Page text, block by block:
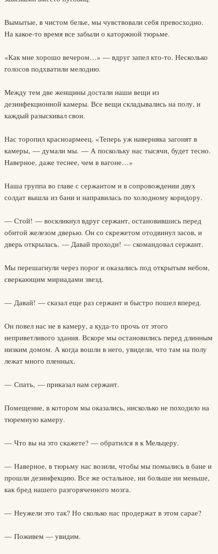
Вымытые, в чистом белье, мы чувствовали себя превосходно.
На какое-то время все забыли о каторжной тюрьме.
«Как мне хорошо вечером…» — вдруг запел кто-то. Несколько
голосов подхватили мелодию.
Между тем две женщины достали наши вещи из
дезинфекционной камеры. Все вещи складывались на полу, и
каждый разыскивал свои.
Нас торопил красноармеец. «Теперь уж наверняка загонят в
камеры, — думали мы. — А поскольку нас тысячи, будет тесно.
Наверное, даже теснее, чем в вагоне…»
Наша группа во главе с сержантом и в сопровождении двух
солдат вышла из бани и направилась по холодному коридору.
— Стой! — воскликнул вдруг сержант, остановившись перед
обитой железом дверью. Он со скрежетом отодвинул засов, и
дверь открылась. — Давай проходи! — скомандовал сержант.
Мы перешагнули через порог и оказались под открытым небом,
сверкающим мириадами звезд.
— Давай! — сказал еще раз сержант и быстро пошел вперед.
Он повел нас не в камеру, а куда-то прочь от этого
неприветливого здания. Вскоре мы остановились перед длинным
низким домом. А когда вошли в него, увидели, что там на полу
лежат много пленных.
— Спать, — приказал нам сержант.
Помещение, в котором мы оказались, нисколько не походило на
тюремную камеру.
— Что вы на это скажете? — обратился я к Мельцеру.
— Наверное, в тюрьму нас возили, чтобы мы помылись в бане и
прошли дезинфекцию. Все же остальное, ни больше ни меньше,
как бред нашего разгоряченного мозга.
— Неужели это так? Но сколько нас продержат в этом сарае?
— Поживем — увидим.